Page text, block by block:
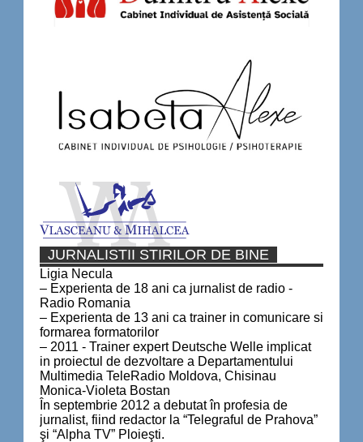
JURNALISTII STIRILOR DE BINE
Ligia Necula
– Experienta de 18 ani ca jurnalist de radio -
Radio Romania
– Experienta de 13 ani ca trainer in comunicare si
formarea formatorilor
– 2011 - Trainer expert Deutsche Welle implicat
in proiectul de dezvoltare a Departamentului
Multimedia TeleRadio Moldova, Chisinau
Monica-Violeta Bostan
În septembrie 2012 a debutat în profesia de
jurnalist, fiind redactor la “Telegraful de Prahova”
şi “Alpha TV” Ploieşti.